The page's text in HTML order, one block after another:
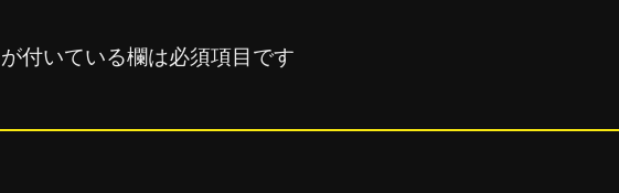
が付いている欄は必須項目です